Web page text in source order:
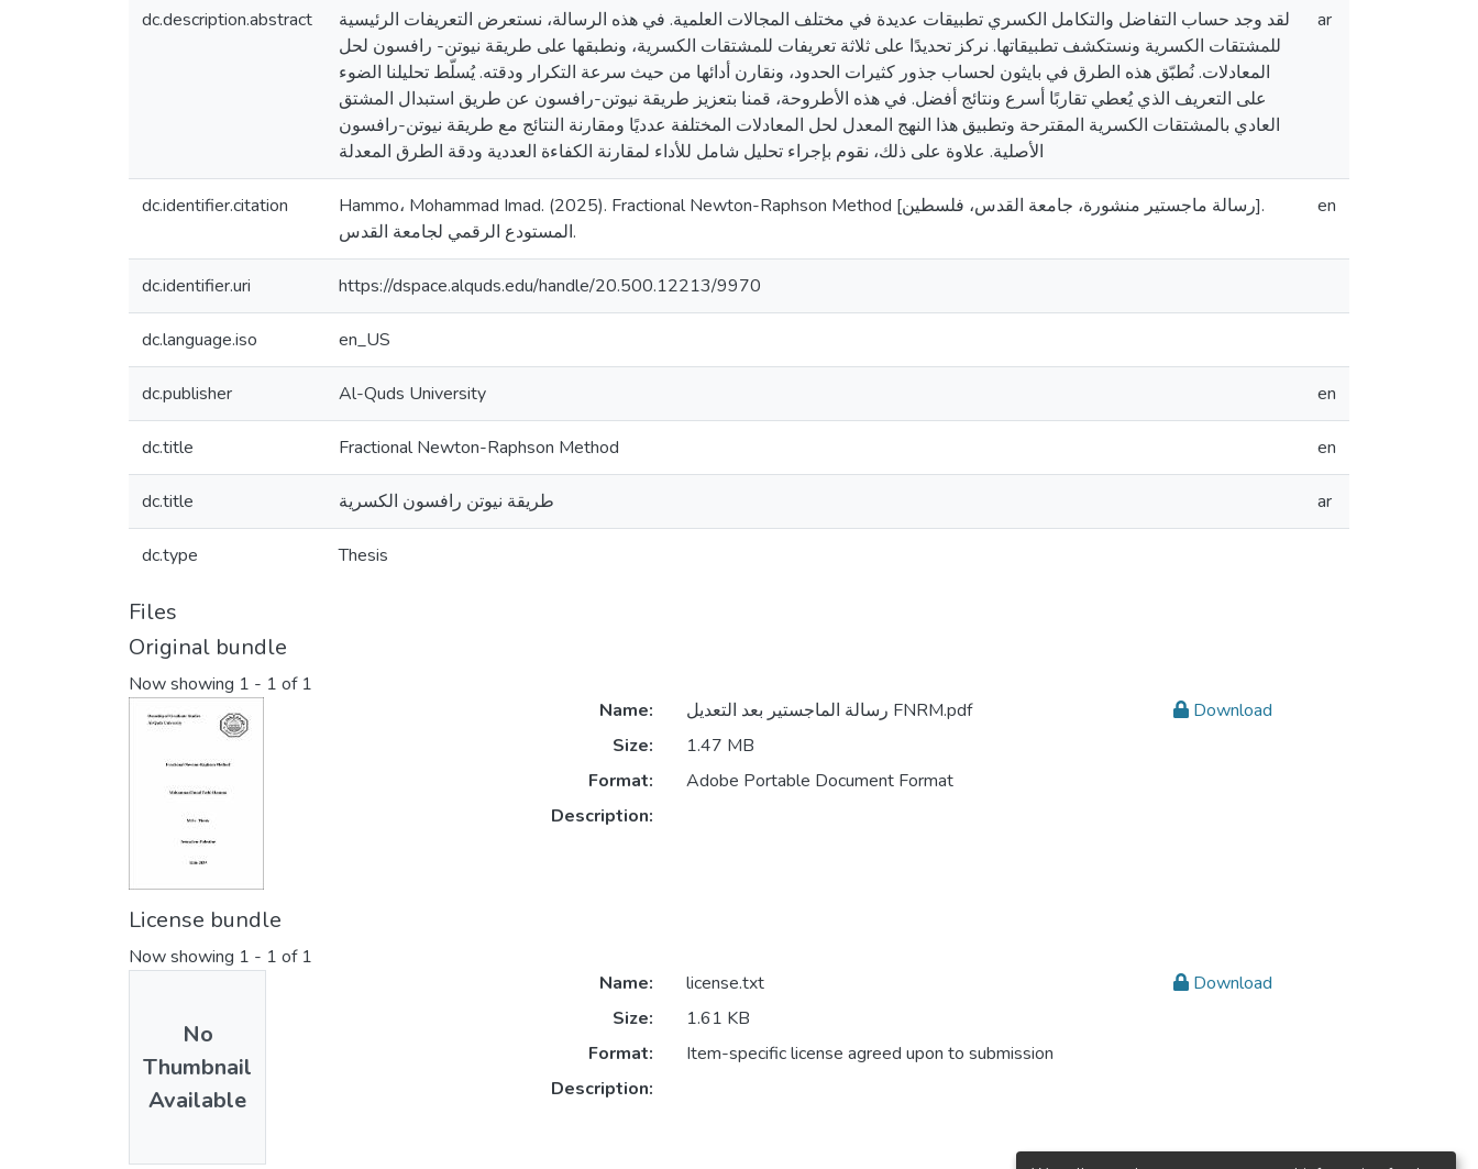
dc.description.abstract
لقد وجد حساب التفاضل والتكامل الكسري تطبيقات عديدة في مختلف المجالات العلمية. في هذه الرسالة، نستعرض التعريفات الرئيسية
للمشتقات الكسرية ونستكشف تطبيقاتها. نركز تحديدًا على ثلاثة تعريفات للمشتقات الكسرية، ونطبقها على طريقة نيوتن- رافسون لحل
المعادلات. نُطبّق هذه الطرق في بايثون لحساب جذور كثيرات الحدود، ونقارن أدائها من حيث سرعة التكرار ودقته. يُسلّط تحليلنا الضوء
على التعريف الذي يُعطي تقاربًا أسرع ونتائج أفضل. في هذه الأطروحة، قمنا بتعزيز طريقة نيوتن-رافسون عن طريق استبدال المشتق
العادي بالمشتقات الكسرية المقترحة وتطبيق هذا النهج المعدل لحل المعادلات المختلفة عدديًا ومقارنة النتائج مع طريقة نيوتن-رافسون
الأصلية. علاوة على ذلك، نقوم بإجراء تحليل شامل للأداء لمقارنة الكفاءة العددية ودقة الطرق المعدلة
ar
dc.identifier.citation
Hammo، Mohammad Imad. (2025). Fractional Newton-Raphson Method [رسالة ماجستير منشورة، جامعة القدس، فلسطين].
المستودع الرقمي لجامعة القدس.
en
dc.identifier.uri https://dspace.alquds.edu/handle/20.500.12213/9970
dc.language.iso en_US
dc.publisher Al-Quds University en
dc.title Fractional Newton-Raphson Method en
dc.title طريقة نيوتن رافسون الكسرية ar
dc.type Thesis
Files
Original bundle
Now showing 1 - 1 of 1
Name:
رسالة الماجستير بعد التعديل FNRM.pdf
Size:
1.47 MB
Format:
Adobe Portable Document Format
Description:
Download
License bundle
Now showing 1 - 1 of 1
No
Thumbnail
Available
Name:
license.txt
Size:
1.61 KB
Format:
Item-specific license agreed upon to submission
Description:
Download